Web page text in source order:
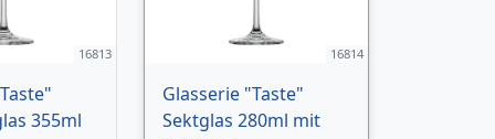
16813
355ml
16814
Glasserie "Taste"
Sektglas 280ml mit